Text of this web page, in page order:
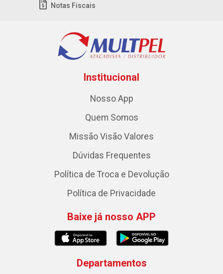
Notas Fiscais
Institucional
Nosso App
Quem Somos
Missão Visão Valores
Dúvidas Frequentes
Política de Troca e Devolução
Política de Privacidade
Baixe já nosso APP
Departamentos